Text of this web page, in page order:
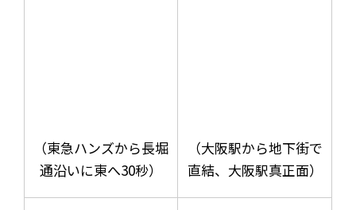
（東急ハンズから長堀
通沿いに東へ30秒）
（大阪駅から地下街で
直結、大阪駅真正面）